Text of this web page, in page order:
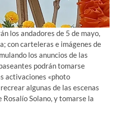
los andadores de 5 de mayo,
con carteleras e imágenes de
los anuncios de las
podrán tomarse
activaciones «photo
algunas de las escenas
Rosalío Solano, y tomarse la